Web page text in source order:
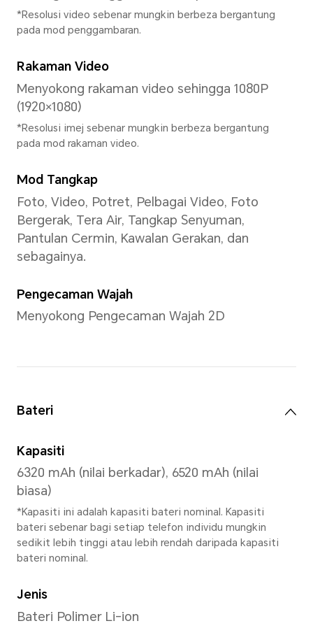
MagicOS 10
Memori
24(12+12)GB+256GB
kerana sebahagian storan dalaman
Kamera Belakang
Kamera Belakang